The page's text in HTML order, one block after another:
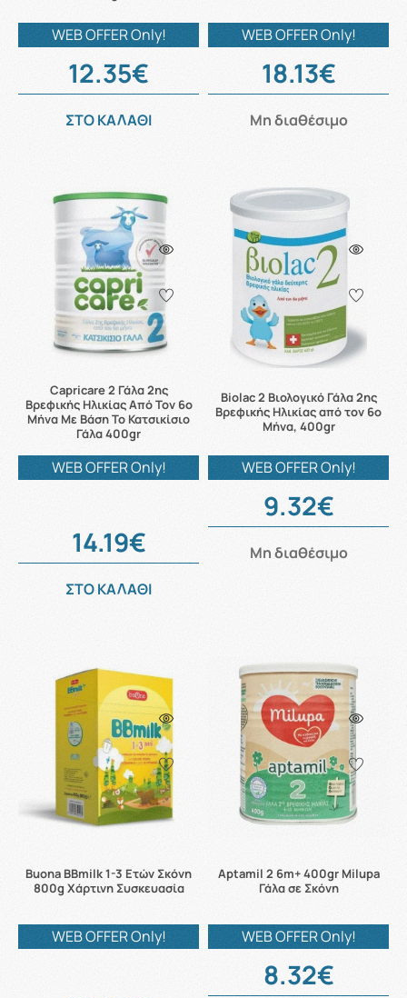
WEB OFFER Only!
12.35€
ΣΤΟ ΚΑΛΑΘΙ
WEB OFFER Only!
18.13€
Μη διαθέσιμο
Capricare 2 Γάλα 2ης
Βρεφικής Ηλικίας Από Τον 6ο
Μήνα Με Βάση Το Κατσικίσιο
Γάλα 400gr
WEB OFFER Only!
14.19€
ΣΤΟ ΚΑΛΑΘΙ
Biolac 2 Βιολογικό Γάλα 2ης
Βρεφικής Ηλικίας από τον 6ο
Μήνα, 400gr
WEB OFFER Only!
9.32€
Μη διαθέσιμο
Buona BBmilk 1-3 Ετών Σκόνη
800g Χάρτινη Συσκευασία
WEB OFFER Only!
Aptamil 2 6m+ 400gr Milupa
Γάλα σε Σκόνη
WEB OFFER Only!
8.32€